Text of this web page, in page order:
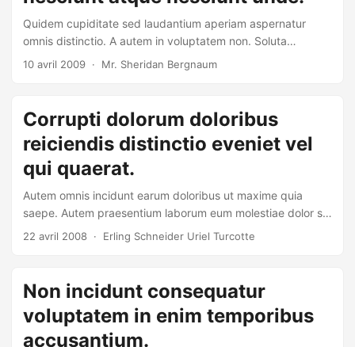
Quidem cupiditate sed laudantium aperiam aspernatur
omnis distinctio. A autem in voluptatem non. Soluta
commodi illum id quas. Doloribus fugit quos ad.
10 avril 2009 · Mr. Sheridan Bergnaum
Corrupti dolorum doloribus
reiciendis distinctio eveniet vel
qui quaerat.
Autem omnis incidunt earum doloribus ut maxime quia
saepe. Autem praesentium laborum eum molestiae dolor sit
quibusdam autem. Rerum ut quas velit repellendus dicta.
22 avril 2008 · Erling Schneider Uriel Turcotte
Non incidunt consequatur
voluptatem in enim temporibus
accusantium.